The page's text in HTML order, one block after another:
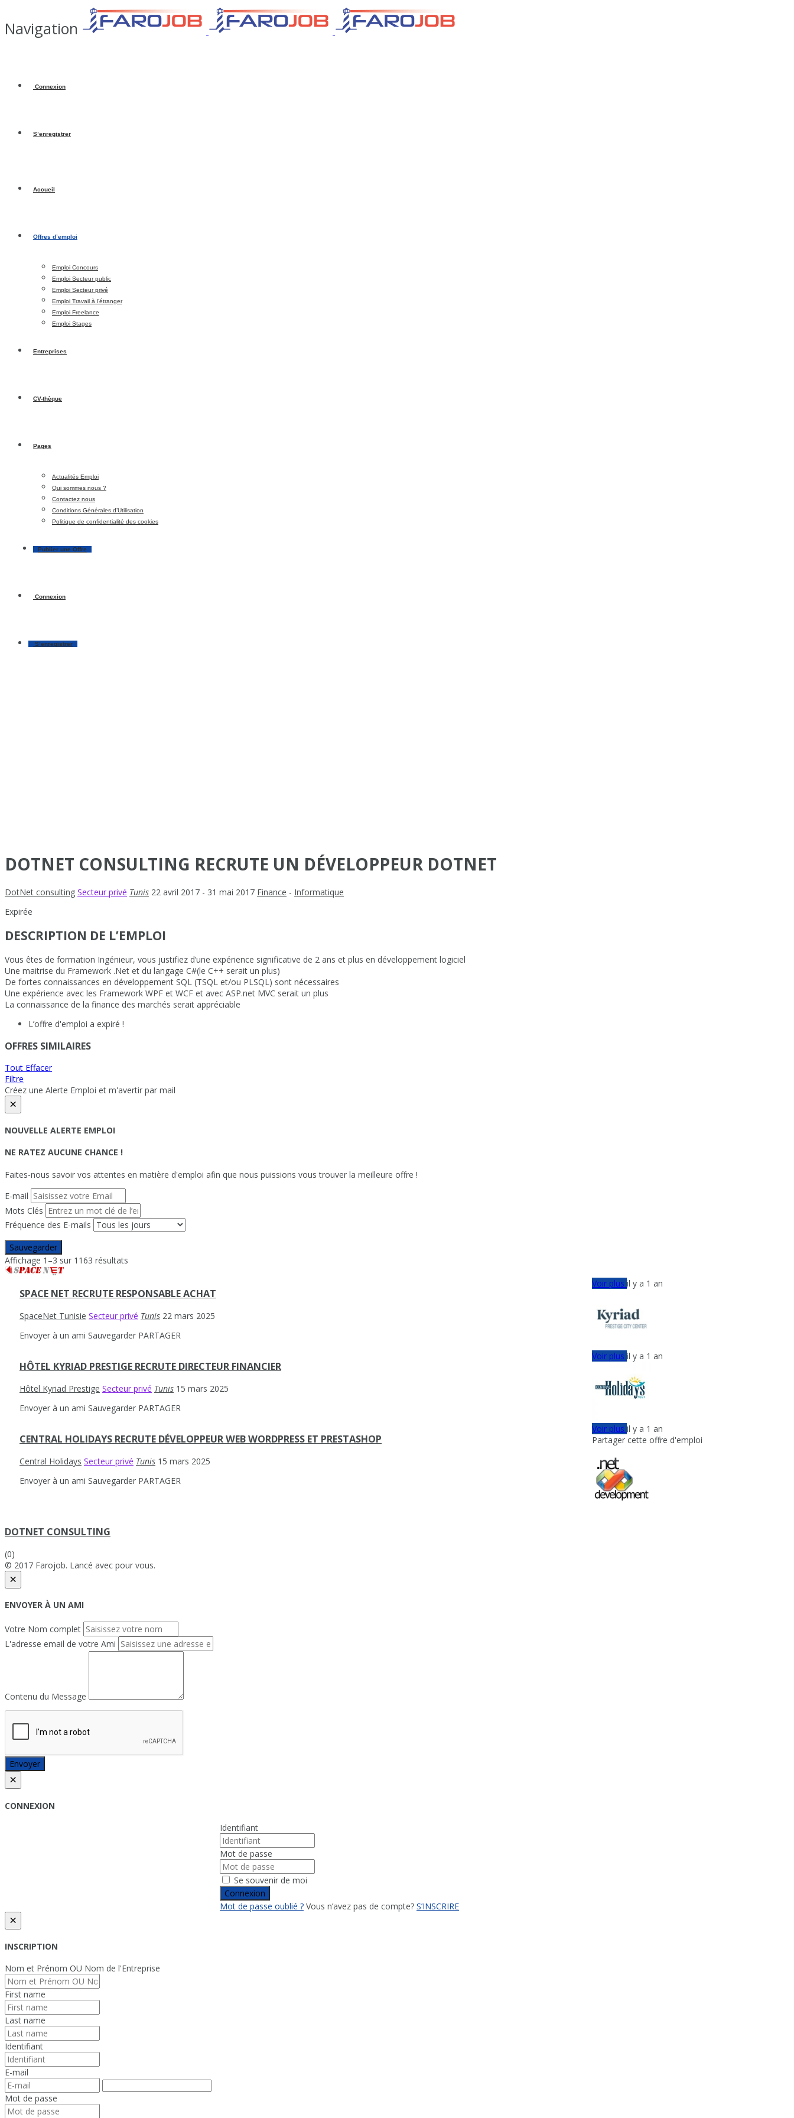
Navigation
Connexion
S’enregistrer
Accueil
Offres d’emploi
Emploi Concours
Emploi Secteur public
Emploi Secteur privé
Emploi Travail à l’étranger
Emploi Freelance
Emploi Stages
Entreprises
CV-thèque
Pages
Actualités Emploi
Qui sommes nous ?
Contactez nous
Conditions Générales d’Utilisation
Politique de confidentialité des cookies
Publier une Offre
Connexion
S’enregistrer
DOTNET CONSULTING RECRUTE UN DÉVELOPPEUR DOTNET
DotNet consulting Secteur privé Tunis 22 avril 2017 - 31 mai 2017 Finance - Informatique
Expirée
DESCRIPTION DE L’EMPLOI
Vous êtes de formation Ingénieur, vous justifiez d’une expérience significative de 2 ans et plus en développement logiciel
Une maitrise du Framework .Net et du langage C#(le C++ serait un plus)
De fortes connaissances en développement SQL (TSQL et/ou PLSQL) sont nécessaires
Une expérience avec les Framework WPF et WCF et avec ASP.net MVC serait un plus
La connaissance de la finance des marchés serait appréciable
L’offre d'emploi a expiré !
OFFRES SIMILAIRES
Tout Effacer
Filtre
Créez une Alerte Emploi et m'avertir par mail
×
NOUVELLE ALERTE EMPLOI
NE RATEZ AUCUNE CHANCE !
Faites-nous savoir vos attentes en matière d'emploi afin que nous puissions vous trouver la meilleure offre !
E-mail
Mots Clés
Fréquence des E-mails
Sauvegarder
Affichage 1–3 sur 1163 résultats
SPACE NET RECRUTE RESPONSABLE ACHAT
SpaceNet Tunisie Secteur privé Tunis 22 mars 2025
Envoyer à un ami Sauvegarder PARTAGER
Voir plusil y a 1 an
HÔTEL KYRIAD PRESTIGE RECRUTE DIRECTEUR FINANCIER
Hôtel Kyriad Prestige Secteur privé Tunis 15 mars 2025
Envoyer à un ami Sauvegarder PARTAGER
Voir plusil y a 1 an
CENTRAL HOLIDAYS RECRUTE DÉVELOPPEUR WEB WORDPRESS ET PRESTASHOP
Central Holidays Secteur privé Tunis 15 mars 2025
Envoyer à un ami Sauvegarder PARTAGER
Voir plusil y a 1 an
Partager cette offre d'emploi
DOTNET CONSULTING
(0)
© 2017 Farojob. Lancé avec pour vous.
×
ENVOYER À UN AMI
Votre Nom complet
L'adresse email de votre Ami
Contenu du Message
Envoyer
×
CONNEXION
Identifiant
Mot de passe
Se souvenir de moi
Connexion
Mot de passe oublié ? Vous n’avez pas de compte? S’INSCRIRE
×
INSCRIPTION
Nom et Prénom OU Nom de l'Entreprise
First name
Last name
Identifiant
E-mail
Mot de passe